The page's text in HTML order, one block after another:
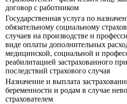
договор с работником
Государственная услуга по
обязательному социальному
случаев на производстве и
виде оплаты дополнительных
медицинской, социальной и
реабилитацией застрахованного
последствий страхового случая
Назначение и выплата
беременности и родам в случае
страхователем